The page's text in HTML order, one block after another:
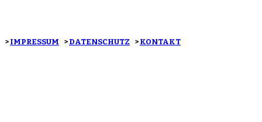
> IMPRESSUM > DATENSCHUTZ > KONTAKT